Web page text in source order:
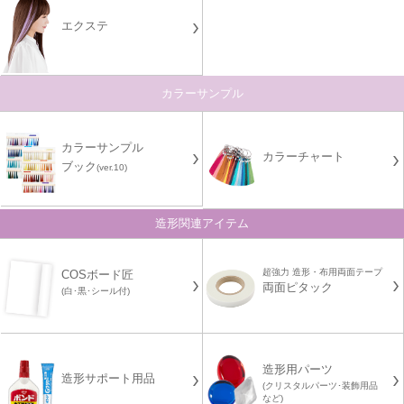
エクステ
カラーサンプル
カラーサンプル
ブック(ver.10)
カラーチャート
造形関連アイテム
COSボード匠
(白･黒･シール付)
超強力 造形・布用両面テープ
両面ピタック
造形サポート用品
造形用パーツ
(クリスタルパーツ･装飾用品
など)